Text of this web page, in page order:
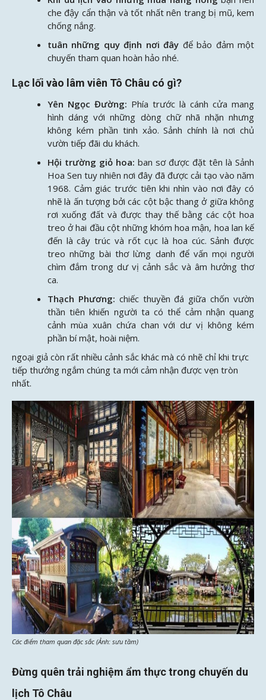
che đậy cẩn thận và tốt nhất nên trang bị mũ, kem
chống nắng.
tuân những quy định nơi đây để bảo đảm một
chuyến tham quan hoàn hảo nhé.
Lạc lối vào lâm viên Tô Châu có gì?
Yên Ngọc Đường: Phía trước là cánh cửa mang
hình dáng với những dòng chữ nhã nhặn nhưng
không kém phần tinh xảo. Sảnh chính là nơi chủ
vườn tiếp đãi du khách.
Hội trường giỏ hoa: ban sơ được đặt tên là Sảnh
Hoa Sen tuy nhiên nơi đây đã được cải tạo vào năm
1968. Cảm giác trước tiên khi nhìn vào nơi đây có
nhẽ là ấn tượng bởi các cột bậc thang ở giữa không
rơi xuống đất và được thay thế bằng các cột hoa
treo ở hai đầu cột những khóm hoa mận, hoa lan kế
đến là cây trúc và rốt cục là hoa cúc. Sảnh được
treo những bài thơ lừng danh để vấn mọi người
chìm đắm trong dư vị cảnh sắc và âm hưởng thơ
ca.
Thạch Phương: chiếc thuyền đá giữa chốn vườn
thần tiên khiến người ta có thể cảm nhận quang
cảnh mùa xuân chứa chan với dư vị không kém
phần bí mật, hoài niệm.
ngoại giả còn rất nhiều cảnh sắc khác mà có nhẽ chỉ khi trực
tiếp thưởng ngắm chúng ta mới cảm nhận được vẹn tròn
nhất.
Các điểm tham quan đặc sắc (Ảnh: sưu tầm)
Đừng quên trải nghiệm ẩm thực trong chuyến du
lịch Tô Châu